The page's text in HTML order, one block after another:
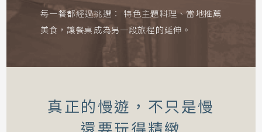
每一餐都經過挑選：
特色主題料理、當地推薦
美食，讓餐桌成為另一段旅程的延伸。
真正的慢遊，不只是慢
還要玩得精緻